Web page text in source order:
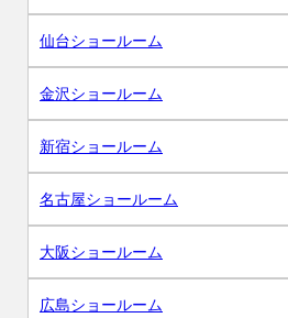
仙台ショールーム
金沢ショールーム
新宿ショールーム
名古屋ショールーム
大阪ショールーム
広島ショールーム